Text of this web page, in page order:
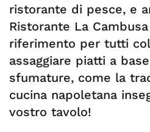
ristorante di pesce, e
Ristorante La
riferimento per tutti
assaggiare piatti a
sfumature, come la
cucina napoletana
vostro tavolo!